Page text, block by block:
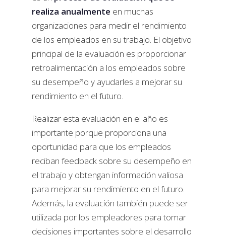
realiza anualmente en muchas
organizaciones para medir el rendimiento
de los empleados en su trabajo. El objetivo
principal de la evaluación es proporcionar
retroalimentación a los empleados sobre
su desempeño y ayudarles a mejorar su
rendimiento en el futuro.
Realizar esta evaluación en el año es
importante porque proporciona una
oportunidad para que los empleados
reciban feedback sobre su desempeño en
el trabajo y obtengan información valiosa
para mejorar su rendimiento en el futuro.
Además, la evaluación también puede ser
utilizada por los empleadores para tomar
decisiones importantes sobre el desarrollo